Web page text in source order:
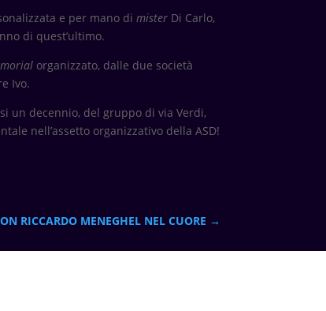
e per mano dimister Di Carlo,
di quest’ultimo.
organizzato, dalle due società
Ivo.
un decennio, del gruppo di via Verdi,
nell’assetto organizzativo della ASD!
RICCARDO MENEGHEL NEL CUORE →